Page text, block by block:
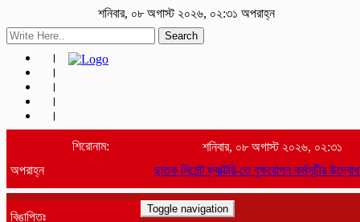
শনিবার, ০৮ অগাস্ট ২০২৬, ০২:৩১ অপরাহ্ন
Search
শিরোনাম:
ছাতক সিমেন্ট ফ্যাক্টরি-তে বৃক্ষরোপন কর্মসূচীর
বিঙাপ্তিঃ
শনিবার, ০৮ অগাস্ট ২০২৬, ০২:৩১
অপরাহ্ন
Toggle navigation